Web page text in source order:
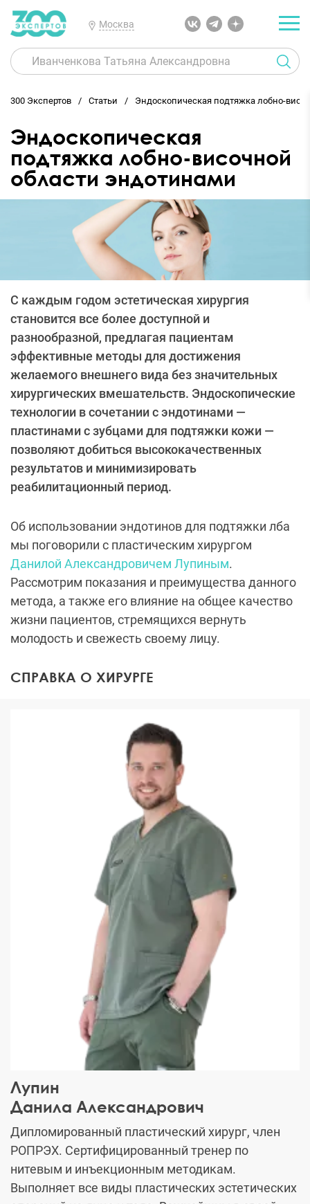
Москва
300 Экспертов Статьи Эндоскопическая подтяжка лобно-
Эндоскопическая
подтяжка лобно-височной
области эндотинами
С каждым годом эстетическая хирургия
становится все более доступной и
разнообразной, предлагая пациентам
эффективные методы для достижения
желаемого внешнего вида без значительных
хирургических вмешательств. Эндоскопические
технологии в сочетании с эндотинами —
пластинами с зубцами для подтяжки кожи —
позволяют добиться высококачественных
результатов и минимизировать
реабилитационный период.
Об использовании эндотинов для подтяжки лба
мы поговорили с пластическим хирургом
Данилой Александровичем Лупиным.
Рассмотрим показания и преимущества данного
метода, а также его влияние на общее качество
жизни пациентов, стремящихся вернуть
молодость и свежесть своему лицу.
СПРАВКА О ХИРУРГЕ
Лупин
Данила Александрович
Дипломированный пластический хирург, член
РОПРЭХ. Сертифицированный тренер по
нитевым и инъекционным методикам.
Выполняет все виды пластических эстетических